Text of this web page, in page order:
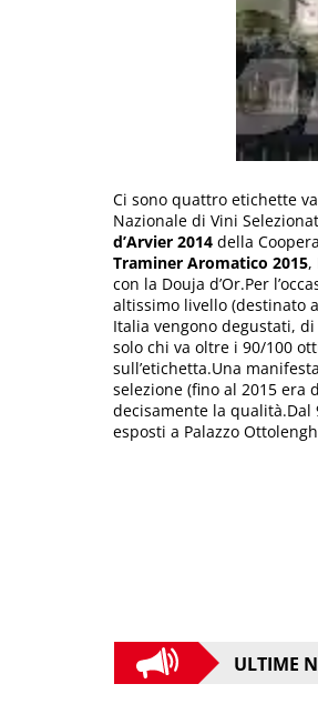
Ci sono quattro etichette
Nazionale di Vini
d’Arvier 2014 della
Traminer Aromatico 2015,
con la Douja d’Or.Per
altissimo livello (destinato
Italia vengono degustati,
solo chi va oltre i 90/100
sull’etichetta.Una
selezione (fino al 2015
decisamente la
esposti a Palazzo
ULTIME